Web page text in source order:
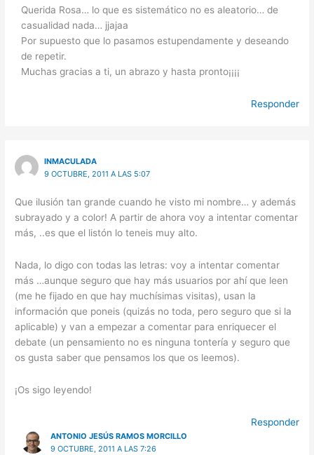
Querida Rosa… lo que es sistemático no es aleatorio… de
casualidad nada… jjajaa
Por supuesto que lo pasamos estupendamente y deseando
de repetir.
Muchas gracias a ti, un abrazo y hasta pronto¡¡¡¡
Responder
INMACULADA
9 OCTUBRE, 2011 A LAS 5:07
Que ilusión tan grande cuando he visto mi nombre… y además
subrayado y a color! A partir de ahora voy a intentar comentar
más, ..es que el listón lo teneis muy alto.
Nada, lo digo con todas las letras: voy a intentar comentar
más …aunque seguro que hay más usuarios por ahí que leen
(me he fijado en que hay muchísimas visitas), usan la
información que poneis (quizás no toda, pero seguro que si la
aplicable) y van a empezar a comentar para enriquecer el
debate (un pensamiento no es ninguna tontería y seguro que
os gusta saber que pensamos los que os leemos).
¡Os sigo leyendo!
Responder
ANTONIO JESÚS RAMOS MORCILLO
9 OCTUBRE, 2011 A LAS 7:26